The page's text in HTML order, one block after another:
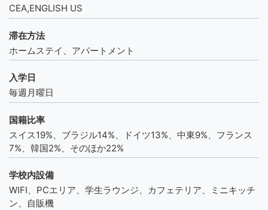
CEA,ENGLISH US
滞在方法
ホームステイ、アパートメント
入学日
毎週月曜日
国籍比率
スイス19%、ブラジル14%、ドイツ13%、中東9%、フランス
7%、韓国2%、そのほか22%
学校内設備
WIFI、PCエリア、学生ラウンジ、カフェテリア、ミニキッチ
ン、自販機